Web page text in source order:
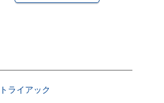
ライアック